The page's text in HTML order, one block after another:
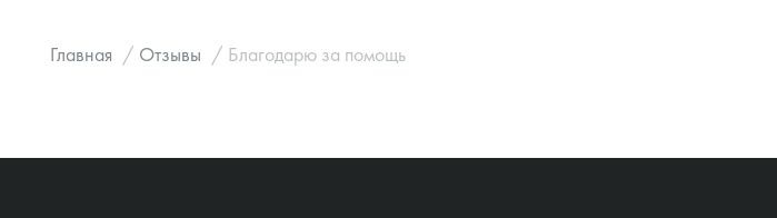
Главная / Отзывы / Благодарю за помощь